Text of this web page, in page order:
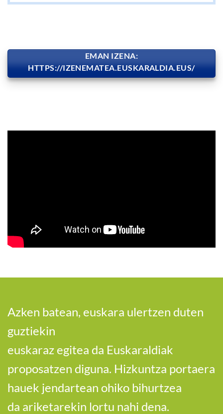
EMAN IZENA:
HTTPS://IZENEMATEA.EUSKARALDIA.EUS/
Azken batean, euskara ulertzen duten
guztiekin
euskaraz egitea da Euskaraldiak
proposatzen diguna. Hizkuntza portaera
hauek jendartean ohiko bihurtzea
da ariketarekin lortu nahi dena.